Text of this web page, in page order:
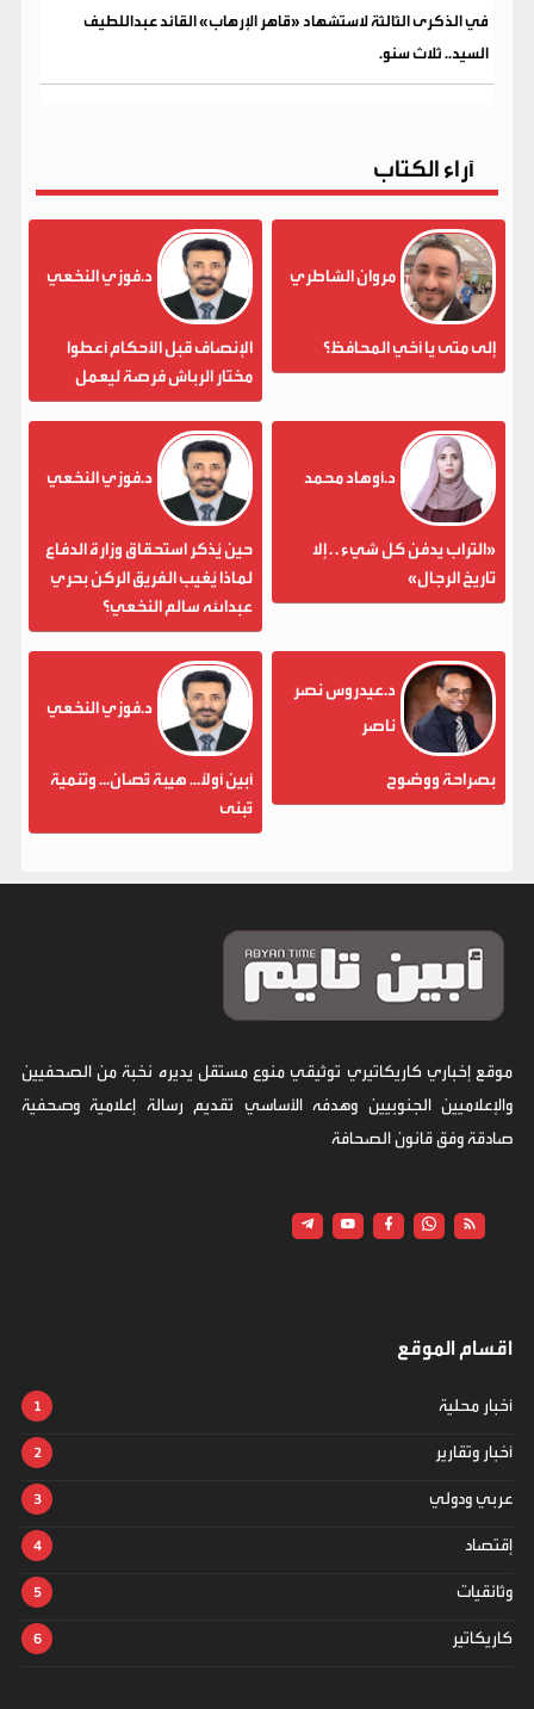
في الذكرى الثالثة لاستشهاد «قاهر الإرهاب» القائد عبداللطيف
السيد.. ثلاث سنو.
آراء الكتاب
مروان الشاطري
إلى متى يا أخي المحافظ؟
د.فوزي النخعي
الإنصاف قبل الأحكام أعطوا
مختار الرباش فرصة ليعمل
د.أوهاد محمد
«التراب يدفن كل شيء . . إلا
تاريخ الرجال»
د.فوزي النخعي
حين يُذكر استحقاق وزارة الدفاع
لماذا يُغيب الفريق الركن بحري
عبدالله سالم النخعي؟
د.عيدروس نصر
ناصر
بصراحة ووضوح
د.فوزي النخعي
أبين أولاً... هيبة تُصان... وتنمية
تُبنى
موقع إخباري كاريكاتيري توثيقي منوع مستقل يديره نخبة من الصحفيين
والإعلاميين الجنوبيين وهدفه الأساسي تقديم رسالة إعلامية وصحفية
صادقة وفق قانون الصحافة
اقسام الموقع
أخبار محلية
أخبار وتقارير
عربي ودولي
إقتصاد
وثائقيات
كاريكاتير